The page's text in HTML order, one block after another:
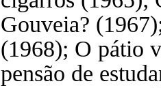
Gouveia?
(1968); O pátio
pensão de